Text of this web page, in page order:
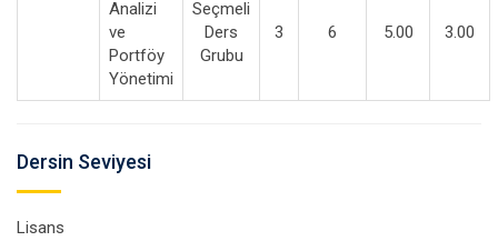
Analizi
ve
Portföy
Yönetimi
Seçmeli
Ders
Grubu
3 6 5.00 3.00
Dersin Seviyesi
Lisans